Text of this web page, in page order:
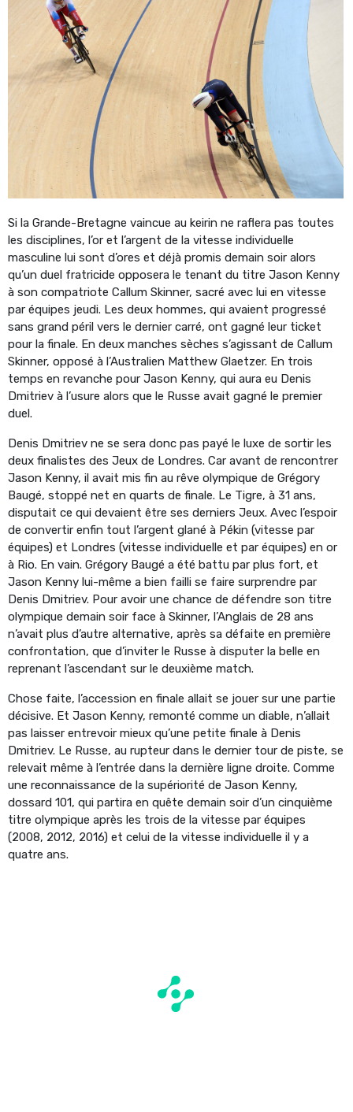
Si la Grande-Bretagne vaincue au keirin ne raflera pas toutes
les disciplines, l’or et l’argent de la vitesse individuelle
masculine lui sont d’ores et déjà promis demain soir alors
qu’un duel fratricide opposera le tenant du titre Jason Kenny
à son compatriote Callum Skinner, sacré avec lui en vitesse
par équipes jeudi. Les deux hommes, qui avaient progressé
sans grand péril vers le dernier carré, ont gagné leur ticket
pour la finale. En deux manches sèches s’agissant de Callum
Skinner, opposé à l’Australien Matthew Glaetzer. En trois
temps en revanche pour Jason Kenny, qui aura eu Denis
Dmitriev à l’usure alors que le Russe avait gagné le premier
duel.
Denis Dmitriev ne se sera donc pas payé le luxe de sortir les
deux finalistes des Jeux de Londres. Car avant de rencontrer
Jason Kenny, il avait mis fin au rêve olympique de Grégory
Baugé, stoppé net en quarts de finale. Le Tigre, à 31 ans,
disputait ce qui devaient être ses derniers Jeux. Avec l’espoir
de convertir enfin tout l’argent glané à Pékin (vitesse par
équipes) et Londres (vitesse individuelle et par équipes) en or
à Rio. En vain. Grégory Baugé a été battu par plus fort, et
Jason Kenny lui-même a bien failli se faire surprendre par
Denis Dmitriev. Pour avoir une chance de défendre son titre
olympique demain soir face à Skinner, l’Anglais de 28 ans
n’avait plus d’autre alternative, après sa défaite en première
confrontation, que d’inviter le Russe à disputer la belle en
reprenant l’ascendant sur le deuxième match.
Chose faite, l’accession en finale allait se jouer sur une partie
décisive. Et Jason Kenny, remonté comme un diable, n’allait
pas laisser entrevoir mieux qu’une petite finale à Denis
Dmitriev. Le Russe, au rupteur dans le dernier tour de piste, se
relevait même à l’entrée dans la dernière ligne droite. Comme
une reconnaissance de la supériorité de Jason Kenny,
dossard 101, qui partira en quête demain soir d’un cinquième
titre olympique après les trois de la vitesse par équipes
(2008, 2012, 2016) et celui de la vitesse individuelle il y a
quatre ans.